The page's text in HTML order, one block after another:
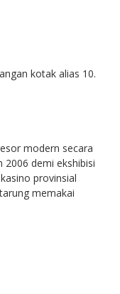
kotak alias 10.
modern secara
2006 demi ekshibisi
provinsial
memakai